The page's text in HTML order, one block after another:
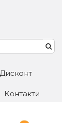
Дисконт
Контакти